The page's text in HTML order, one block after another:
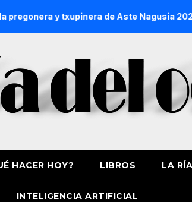
y txupinera de Aste Nagusia 2026 La
HACER HOY? LIBROS LA
INTELIGENCIA ARTIFICIAL